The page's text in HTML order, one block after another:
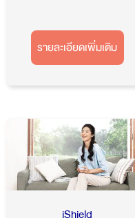
รายละเอียดเพิ่มเติม